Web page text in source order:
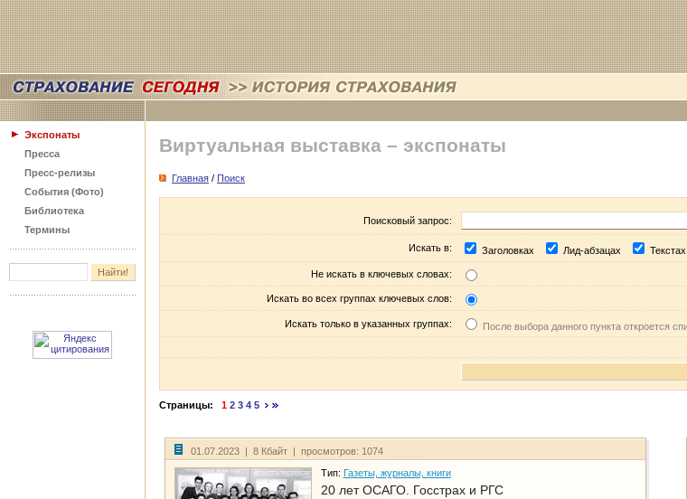
Экспонаты
Пресса
Пресс-релизы
События (Фото)
Библиотека
Термины
Виртуальная выставка – экспонаты
Главная / Поиск
Поисковый запрос:
Искать в: Заголовках Лид-абзацах Текстах
Не искать в ключевых словах:
Искать во всех группах ключевых слов:
Искать только в указанных группах: После выбора данного пункта откроется
Страницы: 1 2 3 4 5
01.07.2023 | 8 Кбайт | просмотров: 1074
Тип: Газеты, журналы, книги
20 лет ОСАГО. Госстрах и РГС